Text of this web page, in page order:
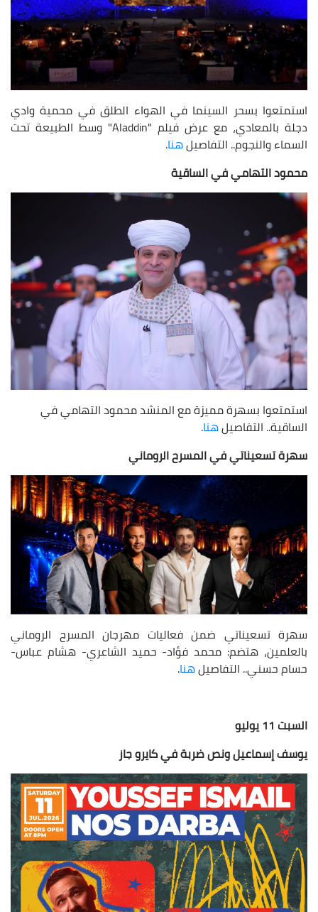
استمتعوا بسحر السينما في الهواء الطلق في محمية وادي
دجلة بالمعادي، مع عرض فيلم "Aladdin" وسط الطبيعة تحت
السماء والنجوم.. التفاصيلهنا.
محمود التهامي في الساقية
استمتعوا بسهرة مميزة مع المنشد محمود التهامي في
الساقية.. التفاصيلهنا.
سهرة تسعيناتي في المسرح الروماني
سهرة تسعيناتي ضمن فعاليات مهرجان المسرح الروماني
بالعلمين، هتضم: محمد فؤاد- حميد الشاعري- هشام عباس-
حسام حسني.. التفاصيلهنا.
السبت 11 يوليو
يوسف إسماعيل ونص ضربة في كايرو جاز